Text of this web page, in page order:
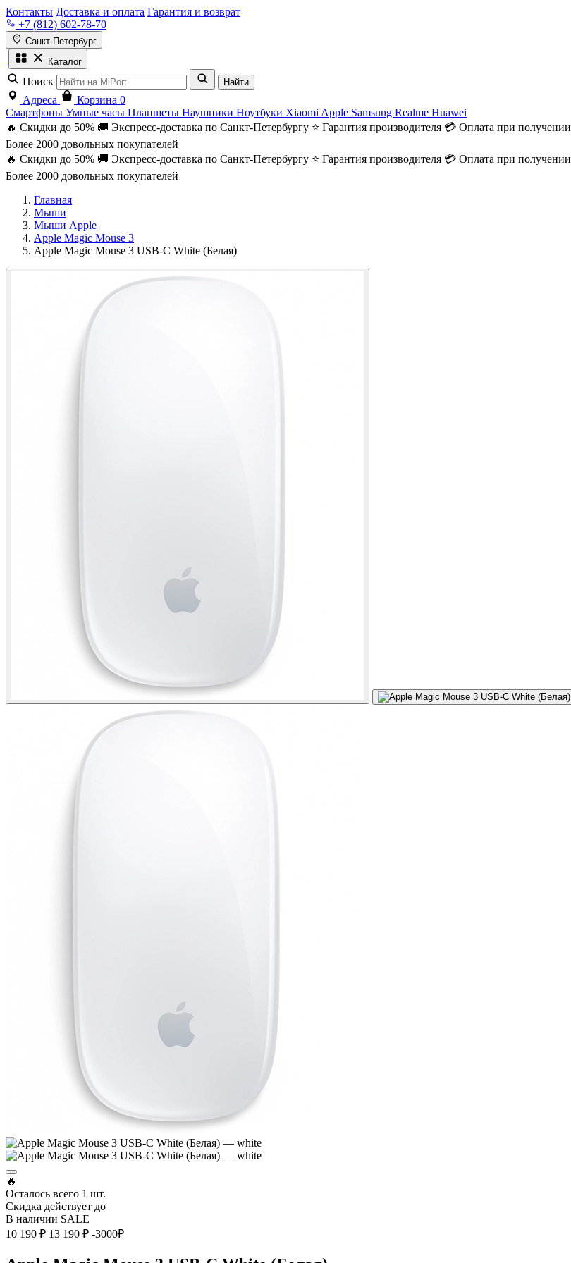
Контакты Доставка и оплата Гарантия и возврат
+7 (812) 602-78-70
Санкт-Петербург
Каталог
Поиск Найти
Адреса Корзина 0
Смартфоны Умные часы Планшеты Наушники Ноутбуки Xiaomi Apple Samsung Realme Huawei
🔥 Скидки до 50% 🚚 Экспресс-доставка по Санкт-Петербургу ⭐ Гарантия производителя 💳 Оплата при получении
Более 2000 довольных покупателей
🔥 Скидки до 50% 🚚 Экспресс-доставка по Санкт-Петербургу ⭐ Гарантия производителя 💳 Оплата при получении
Более 2000 довольных покупателей
Главная
Мыши
Мыши Apple
Apple Magic Mouse 3
Apple Magic Mouse 3 USB-C White (Белая)
🔥
Осталось всего 1 шт.
Скидка действует до
В наличии SALE
10 190 ₽ 13 190 ₽ -3000₽